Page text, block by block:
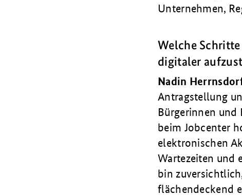
Unternehmen,
Welche
digitaler
Nadin
Antragstellung
Bürgerinnen
beim Jobcenter
elektronischen
Wartezeiten und
bin
flächendeckend